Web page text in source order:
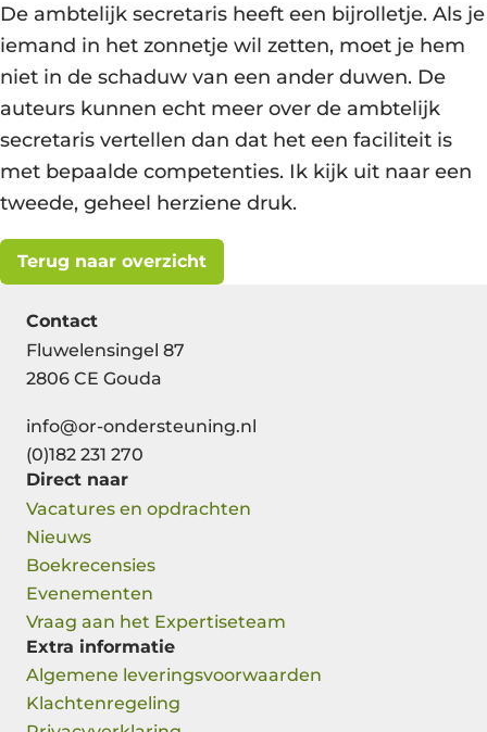
De ambtelijk secretaris heeft een bijrolletje. Als je
iemand in het zonnetje wil zetten, moet je hem
niet in de schaduw van een ander duwen. De
auteurs kunnen echt meer over de ambtelijk
secretaris vertellen dan dat het een faciliteit is
met bepaalde competenties. Ik kijk uit naar een
tweede, geheel herziene druk.
Terug naar overzicht
Contact
Fluwelensingel 87
2806 CE Gouda
info@or-ondersteuning.nl
(0)182 231 270
Direct naar
Vacatures en opdrachten
Nieuws
Boekrecensies
Evenementen
Vraag aan het Expertiseteam
Extra informatie
Algemene leveringsvoorwaarden
Klachtenregeling